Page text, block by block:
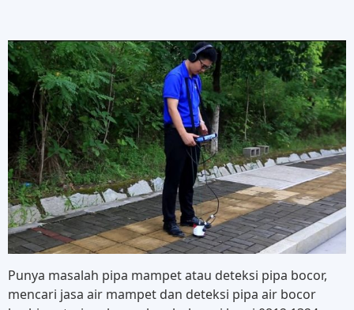
Punya masalah pipa mampet atau deteksi pipa bocor,
mencari jasa air mampet dan deteksi pipa air bocor